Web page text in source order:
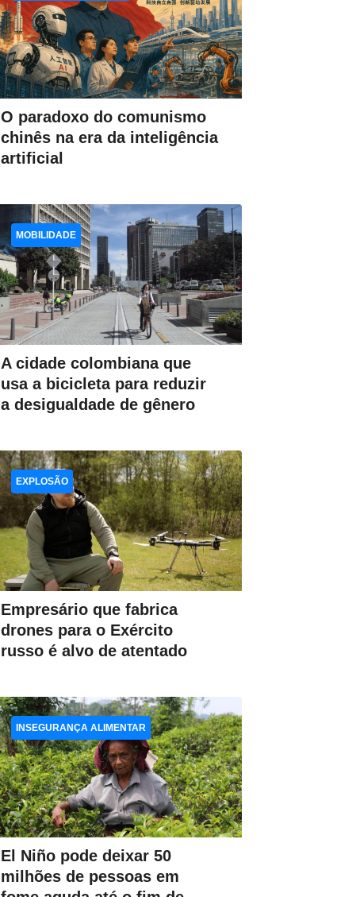
O paradoxo do comunismo
chinês na era da inteligência
artificial
A cidade colombiana que
usa a bicicleta para reduzir
a desigualdade de gênero
MOBILIDADE
Empresário que fabrica
drones para o Exército
russo é alvo de atentado
EXPLOSÃO
El Niño pode deixar 50
milhões de pessoas em
INSEGURANÇA ALIMENTAR